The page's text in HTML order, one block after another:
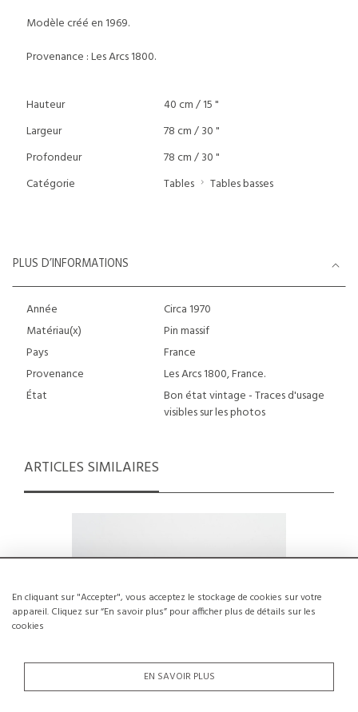
En cliquant sur "Accepter", vous acceptez le stockage de cookies sur votre
appareil. Cliquez sur “En savoir plus” pour afficher plus de détails sur les
cookies
EN SAVOIR PLUS
Modèle créé en 1969.
Provenance : Les Arcs 1800.
Hauteur
40 cm / 15 "
Largeur
78 cm / 30 "
Profondeur
78 cm / 30 "
Catégorie
Tables Tables basses
PLUS D’INFORMATIONS
Année
Circa 1970
Matériau(x)
Pin massif
Pays
France
Provenance
Les Arcs 1800, France.
État
Bon état vintage - Traces d'usage
visibles sur les photos
ARTICLES SIMILAIRES